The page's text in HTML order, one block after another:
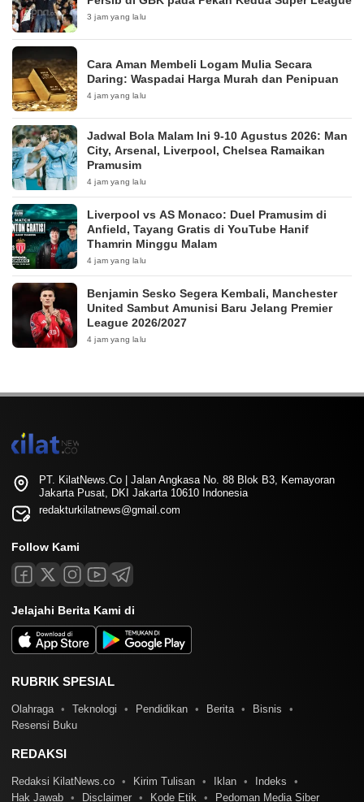
3 jam yang lalu
Cara Aman Membeli Logam Mulia Secara
Daring: Waspadai Harga Murah dan Penipuan
4 jam yang lalu
Jadwal Bola Malam Ini 9-10 Agustus 2026: Man
City, Arsenal, Liverpool, Chelsea Ramaikan
Pramusim
4 jam yang lalu
Liverpool vs AS Monaco: Duel Pramusim di
Anfield, Tayang Gratis di YouTube Hanif
Thamrin Minggu Malam
4 jam yang lalu
Benjamin Sesko Segera Kembali, Manchester
United Sambut Amunisi Baru Jelang Premier
League 2026/2027
4 jam yang lalu
PT. KilatNews.Co | Jalan Angkasa No. 88 Blok B3, Kemayoran
Jakarta Pusat, DKI Jakarta 10610 Indonesia
redakturkilatnews@gmail.com
Follow Kami
Jelajahi Berita Kami di
RUBRIK SPESIAL
Olahraga Teknologi Pendidikan Berita
Bisnis
Resensi Buku
REDAKSI
Redaksi KilatNews.co Kirim Tulisan Iklan
Indeks
Hak Jawab
Disclaimer Kode Etik Pedoman Media Siber